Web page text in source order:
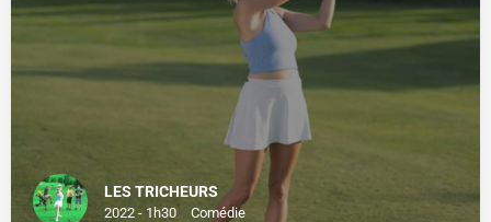
LES TRICHEURS
2022 - 1h30 Comédie